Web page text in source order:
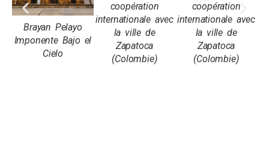
Brayan Pelayo
Imponente Bajo el
Cielo
coopération
internationale avec
la ville de
Zapatoca
(Colombie)
coopération
internationale avec
la ville de
Zapatoca
(Colombie)